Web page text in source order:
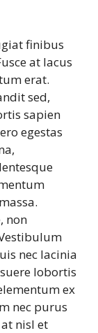
finibus
at lacus
erat.
sed,
sapien
egestas
non
nec lacinia
lobortis
ex
nec purus
nisl et